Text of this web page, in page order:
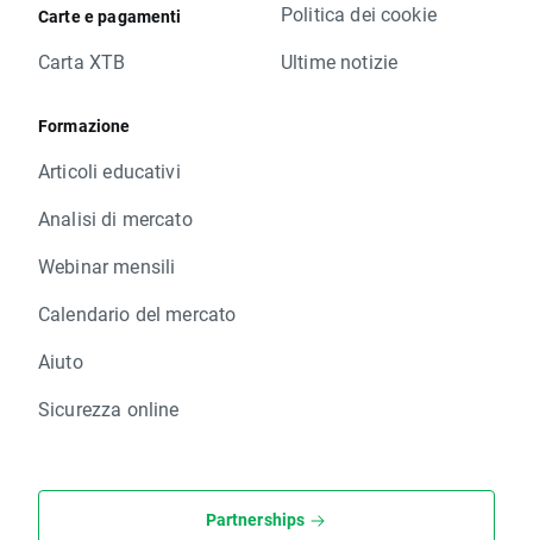
Carte e pagamenti
Carta XTB
Formazione
Articoli educativi
Analisi di mercato
Webinar mensili
Calendario del mercato
Aiuto
Sicurezza online
Politica dei cookie
Ultime notizie
Partnerships